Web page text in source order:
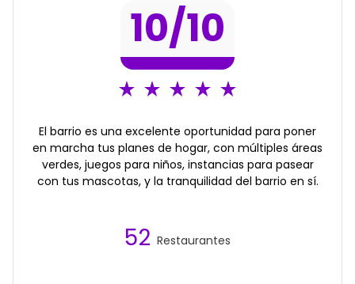
10/10
El barrio es una excelente oportunidad para poner
en marcha tus planes de hogar, con múltiples áreas
verdes, juegos para niños, instancias para pasear
con tus mascotas, y la tranquilidad del barrio en sí.
52 Restaurantes